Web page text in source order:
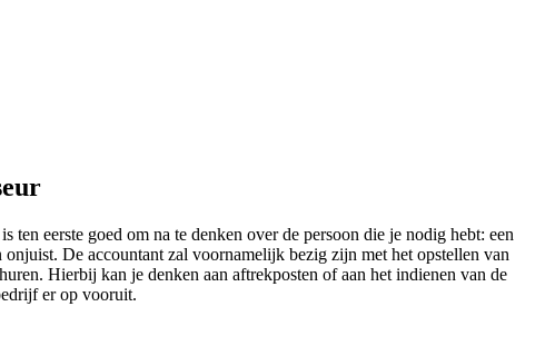
eerste goed om na te denken over de persoon die je nodig hebt: een
De accountant zal voornamelijk bezig zijn met het opstellen van
Hierbij kan je denken aan aftrekposten of aan het indienen van de
er op vooruit.